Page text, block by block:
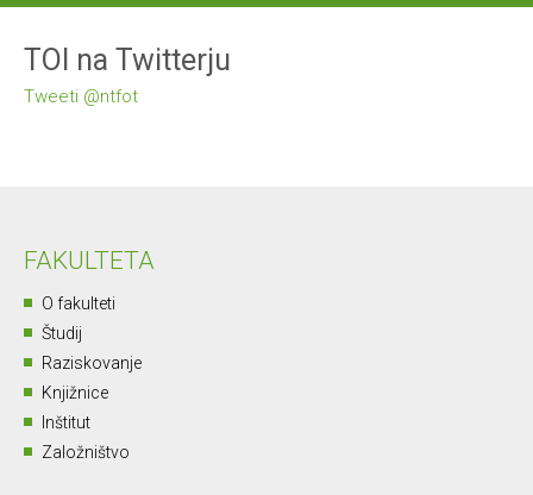
TOI na Twitterju
Tweeti @ntfot
FAKULTETA
O fakulteti
Študij
Raziskovanje
Knjižnice
Inštitut
Založništvo